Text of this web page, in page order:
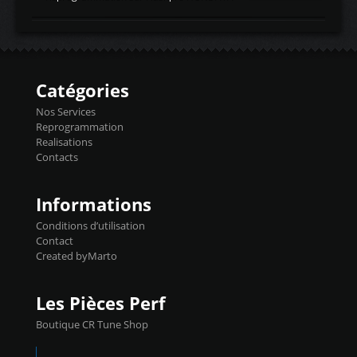
d'admissiontemp ex. pour atmo -30- 80°C
temperaturetemperature ldr moteurtemp
Injecteurs + Flashpro 1370€ TTC Le
précise et performante. Vous pourrez
basculer de la carto sans plomb à Ethanol à
l'aide du flashpro OPTION ECONOMIQUES
Reprog SP 98 sur le calculateur d'origine
450€ TTC Un gain d'environ 10cv et 15nm
Catégories
Nos Services
Reprogrammation
Realisations
Contacts
Informations
Conditions d’utilisation
Contact
Created byMarto
Les Pièces Perf
Boutique CR Tune Shop